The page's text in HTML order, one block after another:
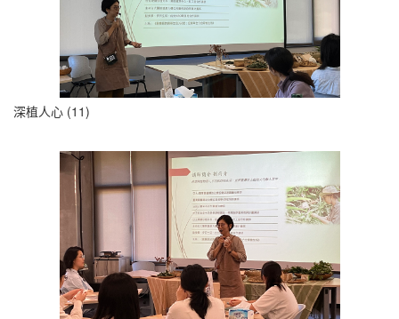
深植人心 (11)